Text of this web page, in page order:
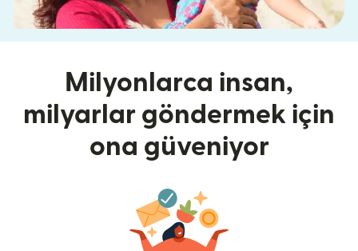
Milyonlarca insan,
milyarlar göndermek için
ona güveniyor